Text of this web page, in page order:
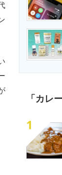
「カレ
1